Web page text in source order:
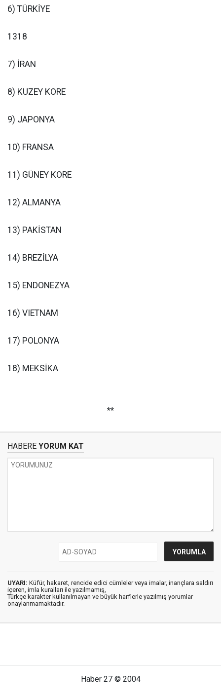
6) TÜRKİYE
1318
7) İRAN
8) KUZEY KORE
9) JAPONYA
10) FRANSA
11) GÜNEY KORE
12) ALMANYA
13) PAKİSTAN
14) BREZİLYA
15) ENDONEZYA
16) VIETNAM
17) POLONYA
18) MEKSİKA
**
HABERE YORUM KAT
UYARI: Küfür, hakaret, rencide edici cümleler veya imalar, inançlara saldırı
içeren, imla kuralları ile yazılmamış,
Türkçe karakter kullanılmayan ve büyük harflerle yazılmış yorumlar
onaylanmamaktadır.
Haber 27 © 2004